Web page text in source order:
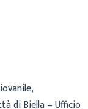
di Biella – Ufficio